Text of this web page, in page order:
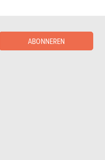
ABONNEREN